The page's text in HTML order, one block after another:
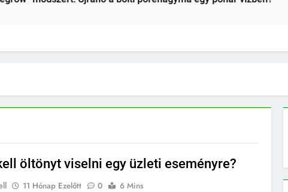
öltönyt viselni egy üzleti eseményre?
11 Hónap Ezelőtt 0
6 Mins